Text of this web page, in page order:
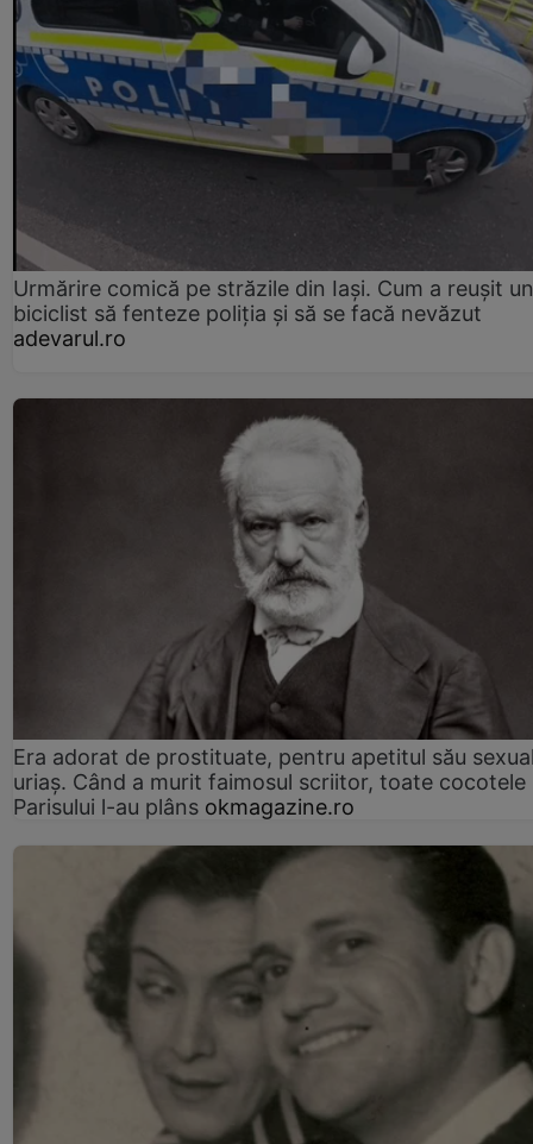
Urmărire comică pe străzile din Iași. Cum a reușit un
biciclist să fenteze poliția și să se facă nevăzut
adevarul.ro
Era adorat de prostituate, pentru apetitul său
uriaș. Când a murit faimosul scriitor, toate cocotele
Parisului l-au plâns okmagazine.ro